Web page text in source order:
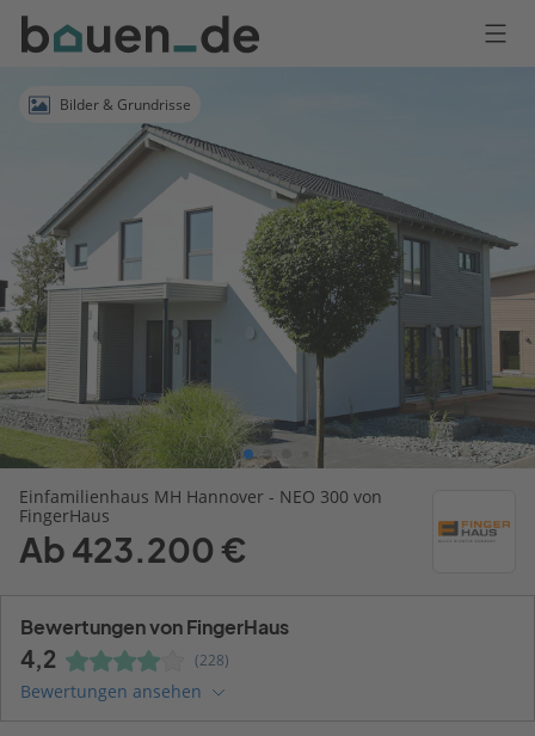
Bauen
Logo
Anmelden
Bilder & Grundrisse
Einfamilienhaus MH Hannover - NEO 300 von
FingerHaus
Ab 423.200 €
Bewertungen von FingerHaus
4,2 (228)
Bewertungen ansehen